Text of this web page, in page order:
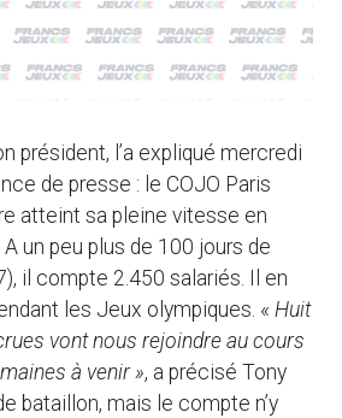
président, l’a expliqué mercredi
de presse : le COJO Paris
atteint sa pleine vitesse en
un peu plus de 100 jours de
il compte 2.450 salariés. Il en
les Jeux olympiques. « Huit
vont nous rejoindre au cours
à venir », a précisé Tony
bataillon, mais le compte n’y